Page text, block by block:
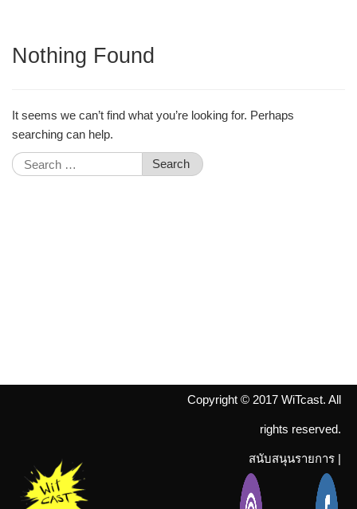
Nothing Found
It seems we can’t find what you’re looking for. Perhaps
searching can help.
Search
for:
Copyright © 2017 WiTcast. All
rights reserved.
สนับสนุนรายการ |